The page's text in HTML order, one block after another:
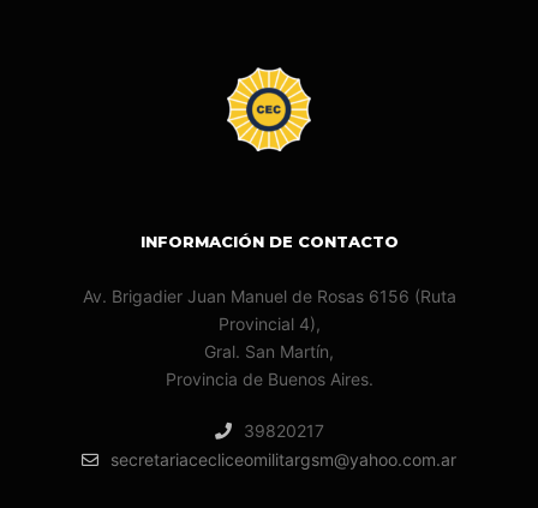
INFORMACIÓN DE CONTACTO
Av. Brigadier Juan Manuel de Rosas 6156 (Ruta
Provincial 4),
Gral. San Martín,
Provincia de Buenos Aires.
39820217
secretariacecliceomilitargsm@yahoo.com.ar